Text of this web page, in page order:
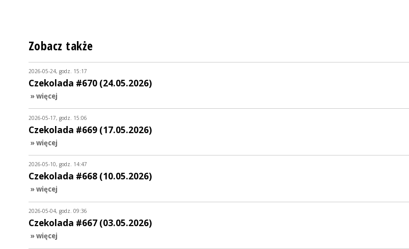
Zobacz także
2026-05-24, godz. 15:17
Czekolada #670 (24.05.2026)
» więcej
2026-05-17, godz. 15:06
Czekolada #669 (17.05.2026)
» więcej
2026-05-10, godz. 14:47
Czekolada #668 (10.05.2026)
» więcej
2026-05-04, godz. 09:36
Czekolada #667 (03.05.2026)
» więcej